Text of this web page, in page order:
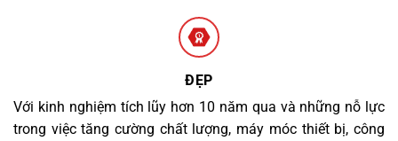
ĐẸP
Với kinh nghiệm tích lũy hơn 10 năm qua và những nỗ lực
trong việc tăng cường chất lượng, máy móc thiết bị, công